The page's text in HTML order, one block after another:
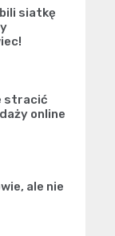
siatkę
stracić
online
ale nie